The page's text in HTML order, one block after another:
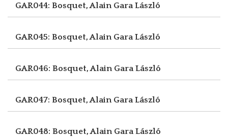
GAR044: Bosquet, Alain Gara László
GAR045: Bosquet, Alain Gara László
GAR046: Bosquet, Alain Gara László
GAR047: Bosquet, Alain Gara László
GAR048: Bosquet, Alain Gara László